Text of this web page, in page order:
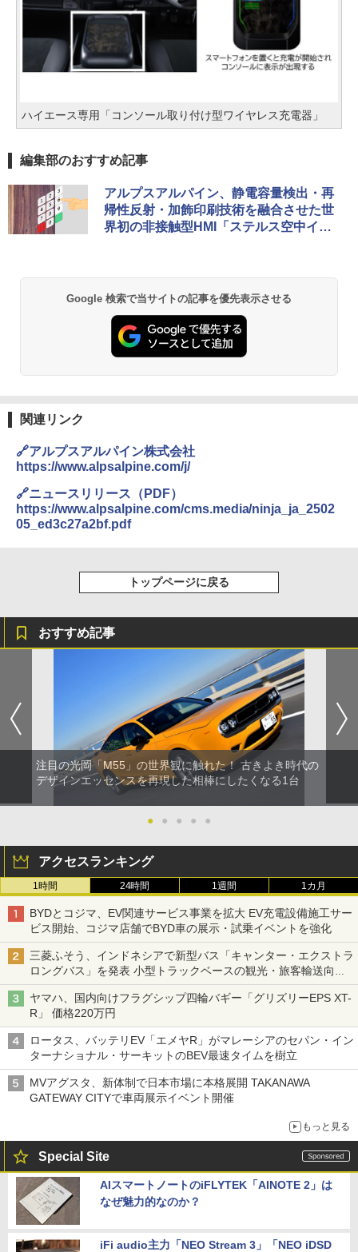
ハイエース専用「コンソール取り付け型ワイヤレス充電器」
編集部のおすすめ記事
アルプスアルパイン、静電容量検出・再
帰性反射・加飾印刷技術を融合させた世
界初の非接触型HMI「ステルス空中イン
Google 検索で当サイトの記事を優先表示させる
関連リンク
🔗アルプスアルパイン株式会社
https://www.alpsalpine.com/j/
🔗ニュースリリース（PDF）
https://www.alpsalpine.com/cms.media/ninja_ja_2502
05_ed3c27a2bf.pdf
トップページに戻る
おすすめ記事
注目の光岡「M55」の世界観に触れた！ 古きよき時代の
デザインエッセンスを再現した相棒にしたくなる1台
● ● ● ● ●
アクセスランキング
1時間 24時間 1週間 1カ月
BYDとコジマ、EV関連サービス事業を拡大 EV充電設備施工サー
ビス開始、コジマ店舗でBYD車の展示・試乗イベントを強化
三菱ふそう、インドネシアで新型バス「キャンター・エクストラ
ロングバス」を発表 小型トラックベースの観光・旅客輸送向け
バス
ヤマハ、国内向けフラグシップ四輪バギー「グリズリーEPS XT-
R」 価格220万円
ロータス、バッテリEV「エメヤR」がマレーシアのセパン・イン
ターナショナル・サーキットのBEV最速タイムを樹立
MVアグスタ、新体制で日本市場に本格展開 TAKANAWA
GATEWAY CITYで車両展示イベント開催
もっと見る
Special Site
AIスマートノートのiFLYTEK「AINOTE 2」は
なぜ魅力的なのか？
iFi audio主力「NEO Stream 3」「NEO iDSD